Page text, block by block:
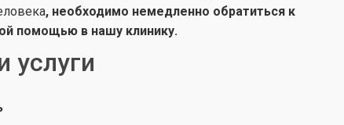
, необходимо немедленно обратиться к
помощью в нашу клинику.
услуги